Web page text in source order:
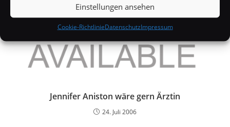
Einstellungen ansehen
Cookie-RichtlinieDatenschutzImpressum
Jennifer Aniston wäre gern Ärztin
24. Juli 2006